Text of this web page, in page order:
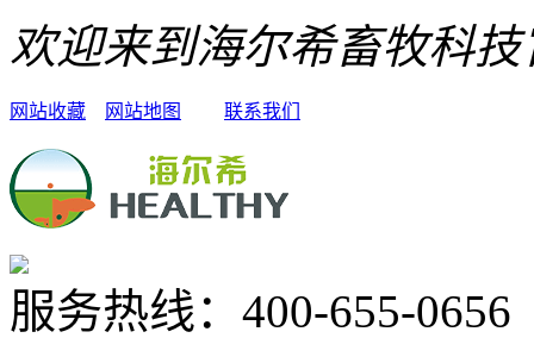
欢迎来到海尔希畜牧科
网站收藏 网站地图 联系我们
服务热线： 400-655-0656